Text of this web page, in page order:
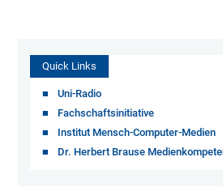
Quick Links
Uni-Radio
Fachschaftsinitiative
Institut Mensch-Computer-Medien
Dr. Herbert Brause